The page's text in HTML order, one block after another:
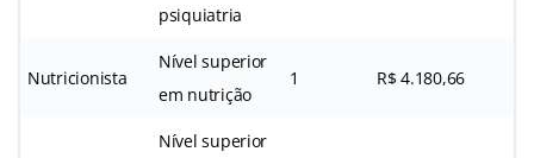
psiquiatria
Nutricionista
Nível superior
em nutrição
1 R$ 4.180,66
Nível superior